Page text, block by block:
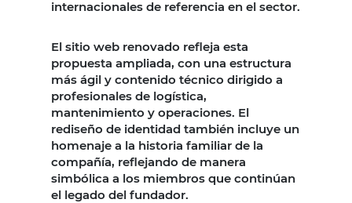
internacionales de referencia en el sector.
El sitio web renovado refleja esta
propuesta ampliada, con una estructura
más ágil y contenido técnico dirigido a
profesionales de logística,
mantenimiento y operaciones. El
rediseño de identidad también incluye un
homenaje a la historia familiar de la
compañía, reflejando de manera
simbólica a los miembros que continúan
el legado del fundador.